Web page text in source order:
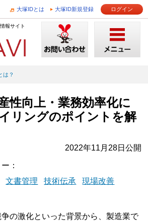
大塚IDとは 大塚ID新規登録 ログイン
報サイト
は？
性向上・業務効率化に
リングのポイントを解
2022年11月28日公開
文書管理 技術伝承
現場改善
の激化といった背景から、製造業で